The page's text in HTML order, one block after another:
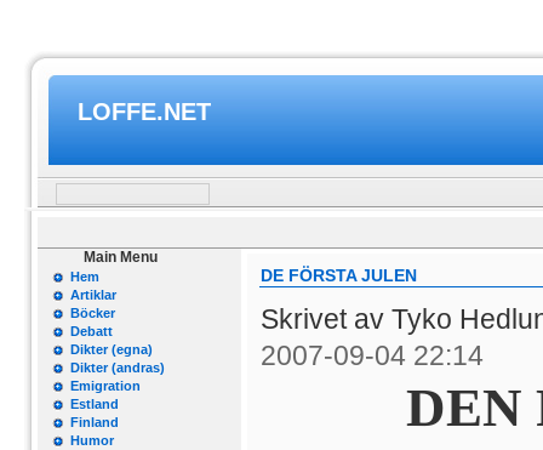
LOFFE.NET
Main Menu
Hem
Artiklar
Böcker
Debatt
Dikter (egna)
Dikter (andras)
Emigration
Estland
Finland
Humor
DE FÖRSTA JULEN
Skrivet av Tyko
2007-09-04 22:14
DEN